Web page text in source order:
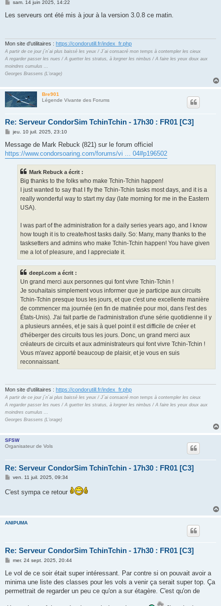
M
s
sam. 14 juin 2025, 14:22
Les serveurs ont été mis à jour à la version 3.0.8 ce matin.
Mon site d'utilitaires : https://condorutill.fr/index_fr.php
A partir de ce jour j´n´ai plus baissé les yeux / J´ai consacré mon temps à contempler les cieux
A regarder passer les nues / A guetter les stratus, à lorgner les nimbus / A faire les yeux doux aux
moindres cumulus ...
Georges Brassens (L'orage)
Bre901
Légende Vivante des Forums
Re: Serveur CondorSim TchinTchin - 17h30 : FR01 [C3]
M
s
a
jeu. 10 juil. 2025, 23:10
Message de Mark Rebuck (821) sur le forum officiel
https://www.condorsoaring.com/forums/vi ... 04#p196502
Mark Rebuck a écrit :
Big thanks to the folks who make Tchin-Tchin happen!
I just wanted to say that I fly the Tchin-Tchin tasks most days, and it is a
really wonderful way to start my day (late morning for me in the Eastern
USA).
I was part of the administration for a daily series years ago, and I know
how tough it is to create/host tasks daily. So: Many, many thanks to the
tasksetters and admins who make Tchin-Tchin happen! You have given
me a lot of pleasure, and I appreciate it.
deepl.com a écrit :
Un grand merci aux personnes qui font vivre Tchin-Tchin !
Je souhaitais simplement vous informer que je participe aux circuits
Tchin-Tchin presque tous les jours, et que c'est une excellente manière
de commencer ma journée (en fin de matinée pour moi, dans l'est des
États-Unis). J'ai fait partie de l'administration d'une série quotidienne il y
a plusieurs années, et je sais à quel point il est difficile de créer et
d'héberger des circuits tous les jours. Donc, un grand merci aux
créateurs de circuits et aux administrateurs qui font vivre Tchin-Tchin !
Vous m'avez apporté beaucoup de plaisir, et je vous en suis
reconnaissant.
Mon site d'utilitaires : https://condorutill.fr/index_fr.php
A partir de ce jour j´n´ai plus baissé les yeux / J´ai consacré mon temps à contempler les cieux
A regarder passer les nues / A guetter les stratus, à lorgner les nimbus / A faire les yeux doux aux
moindres cumulus ...
Georges Brassens (L'orage)
SFSW
Organisateur de Vols
Re: Serveur CondorSim TchinTchin - 17h30 : FR01 [C3]
M
s
ven. 11 juil. 2025, 09:34
C'est sympa ce retour
ANIPUMA
Re: Serveur CondorSim TchinTchin - 17h30 : FR01 [C3]
M
s
a
g
mer. 24 sept. 2025, 20:44
Le vol de ce soir était super intéressant. Par contre si on pouvait avoir a
minima une liste des classes pour les vols a venir ça serait super top. Ça
permettrait de regarder un peu ce qu'on a sur étagère. C'est qu'on de